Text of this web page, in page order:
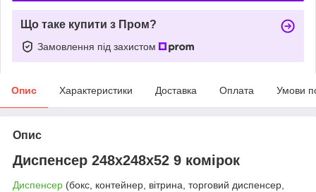
Що таке купити з Пром?
Замовлення під захистом
Опис Характеристики Доставка Оплата Умови
Опис
Диспенсер 248х248х52 9 комірок
Диспенсер (бокс, контейнер, вітрина, торговий диспенсер,